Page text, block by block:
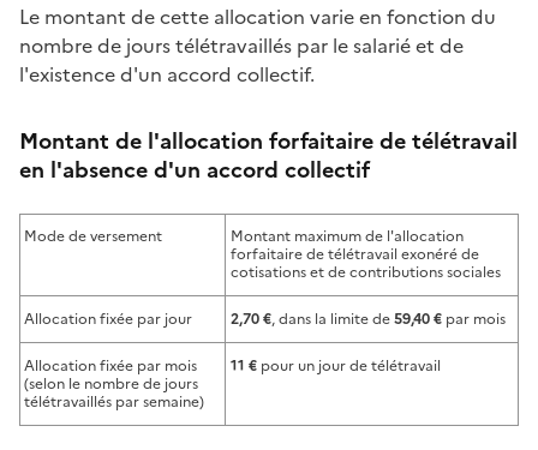
Le montant de cette allocation varie en fonction du
nombre de jours télétravaillés par le salarié et de
l'existence d'un accord collectif.
Montant de l'allocation forfaitaire de télétravail
en l'absence d'un accord collectif
Mode de versement
Montant maximum de l'allocation
forfaitaire de télétravail exonéré de
cotisations et de contributions sociales
Allocation fixée par jour 2,70 €, dans la limite de59,40 € par mois
Allocation fixée par mois
(selon le nombre de jours
télétravaillés par semaine)
11 € pour un jour de télétravail